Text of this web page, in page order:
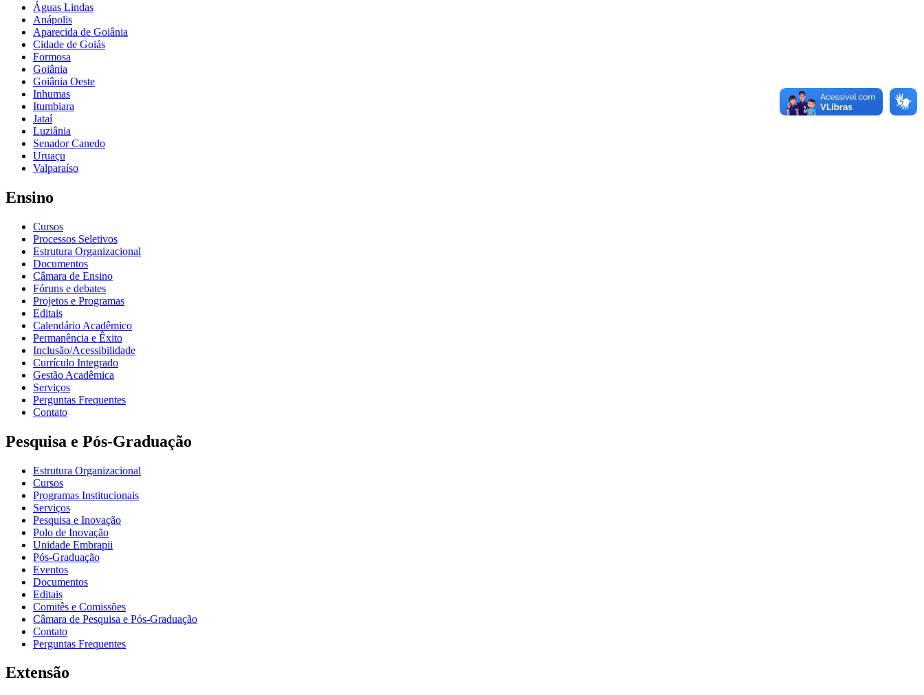
Águas Lindas
Anápolis
Aparecida de Goiânia
Cidade de Goiás
Formosa
Goiânia
Goiânia Oeste
Inhumas
Itumbiara
Jataí
Luziânia
Senador Canedo
Uruaçu
Valparaíso
Ensino
Cursos
Processos Seletivos
Estrutura Organizacional
Documentos
Câmara de Ensino
Fóruns e debates
Projetos e Programas
Editais
Calendário Acadêmico
Permanência e Êxito
Inclusão/Acessibilidade
Currículo Integrado
Gestão Acadêmica
Serviços
Perguntas Frequentes
Contato
Pesquisa e Pós-Graduação
Estrutura Organizacional
Cursos
Programas Institucionais
Serviços
Pesquisa e Inovação
Polo de Inovação
Unidade Embrapii
Pós-Graduação
Eventos
Documentos
Editais
Comitês e Comissões
Câmara de Pesquisa e Pós-Graduação
Contato
Perguntas Frequentes
Extensão